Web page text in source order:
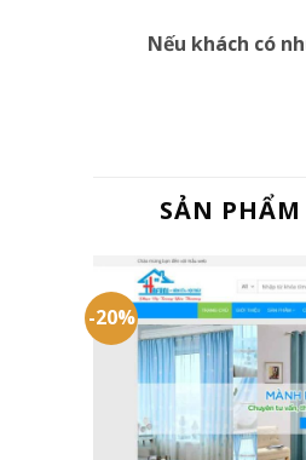
Nếu khách có
SẢN
-20%